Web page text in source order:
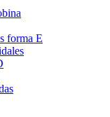
forma E